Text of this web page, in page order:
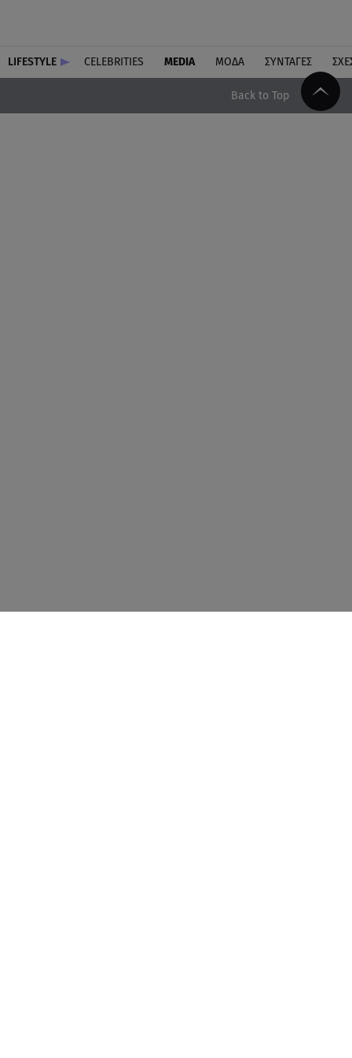
LIFESTYLE CELEBRITIES MEDIA ΜΟΔΑ ΣΥΝΤΑΓΕΣ
Back to Top